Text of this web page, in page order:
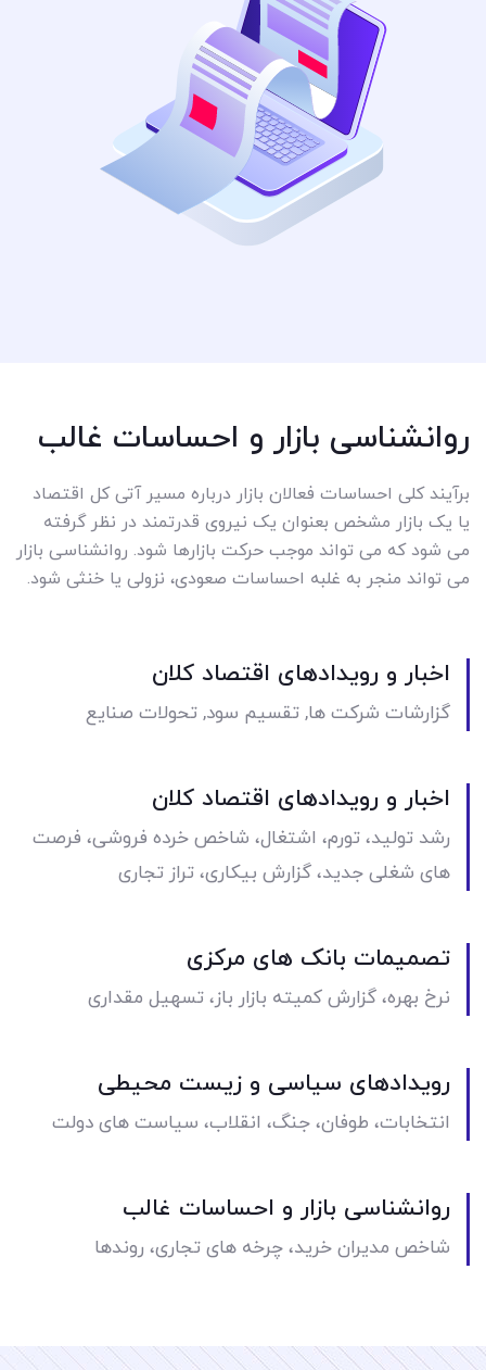
روانشناسی بازار و احساسات غالب
برآیند کلی احساسات فعالان بازار درباره مسیر آتی کل اقتصاد
یا یک بازار مشخص بعنوان یک نیروی قدرتمند در نظر گرفته
می شود که می تواند موجب حرکت بازارها شود. روانشناسی بازار
می تواند منجر به غلبه احساسات صعودی، نزولی یا خنثی شود.
اخبار و رویدادهای اقتصاد کلان
گزارشات شرکت ها, تقسیم سود, تحولات صنایع
اخبار و رویدادهای اقتصاد کلان
رشد تولید، تورم، اشتغال، شاخص خرده فروشی، فرصت
های شغلی جدید، گزارش بیکاری، تراز تجاری
تصمیمات بانک های مرکزی
نرخ بهره، گزارش کمیته بازار باز، تسهیل مقداری
رویدادهای سیاسی و زیست محیطی
انتخابات، طوفان، جنگ، انقلاب، سیاست های دولت
روانشناسی بازار و احساسات غالب
شاخص مدیران خرید، چرخه های تجاری، روندها